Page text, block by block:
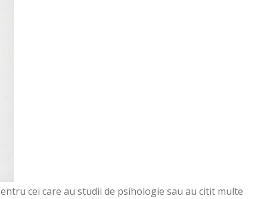
cei care au studii de psihologie sau au citit multe